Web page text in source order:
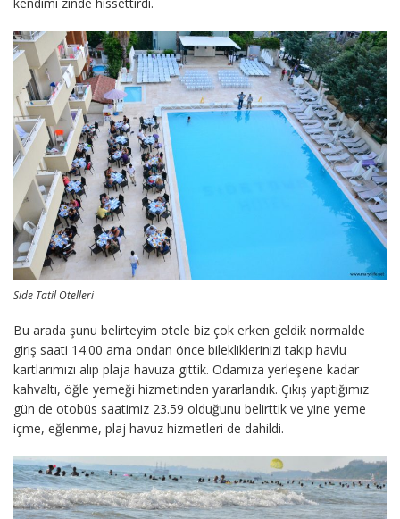
Side Tatil Otelleri
Bu arada şunu belirteyim otele biz çok erken geldik normalde
giriş saati 14.00 ama ondan önce bilekliklerinizi takıp havlu
kartlarımızı alıp plaja havuza gittik. Odamıza yerleşene kadar
kahvaltı, öğle yemeği hizmetinden yararlandık. Çıkış yaptığımız
gün de otobüs saatimiz 23.59 olduğunu belirttik ve yine yeme
içme, eğlenme, plaj havuz hizmetleri de dahildi.